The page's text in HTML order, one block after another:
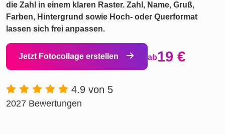
die Zahl in einem klaren Raster. Zahl, Name, Gruß,
Farben, Hintergrund sowie Hoch- oder Querformat
lassen sich frei anpassen.
Jetzt Fotocollage erstellen ab19 €
4.9 von 5
2027 Bewertungen